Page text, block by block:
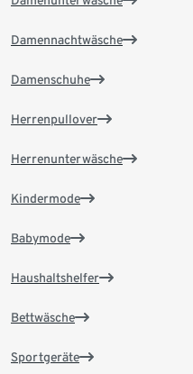
Damennachtwäsche
Damenschuhe
Herrenpullover
Herrenunterwäsche
Kindermode
Babymode
Haushaltshelfer
Bettwäsche
Sportgeräte